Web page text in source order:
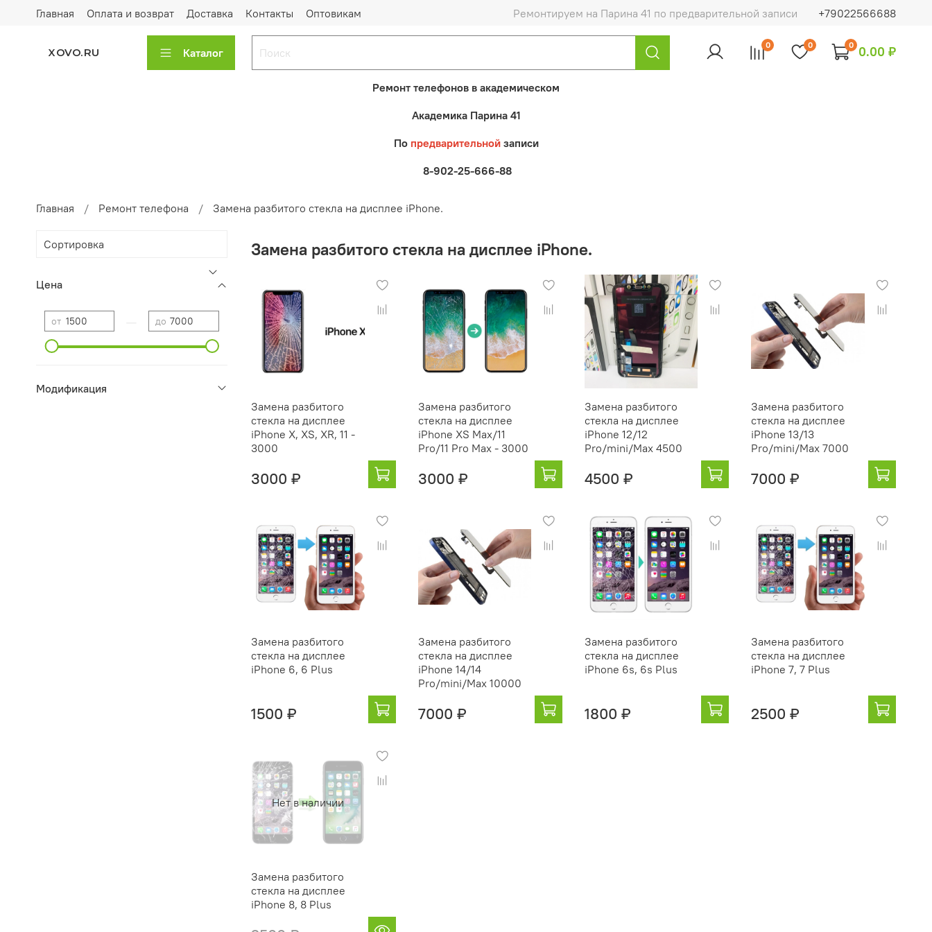
Главная Оплата и возврат Доставка Контакты Оптовикам Ремонтируем на Парина 41 по предварительной записи +79022566688
XOVO.RU Каталог
0 0 0 0.00 ₽
Ремонт телефонов в академическом
Академика Парина 41
По предварительнойзаписи
8-902-25-666-88
Главная Ремонт телефона Замена разбитого стекла на дисплее iPhone.
Замена разбитого стекла на дисплее iPhone.
Замена разбитого
стекла на дисплее
iPhone X, XS, XR, 11 -
3000
3000 ₽
Замена разбитого
стекла на дисплее
iPhone XS Max/11
Pro/11 Pro Max - 3000
3000 ₽
Замена разбитого
стекла на дисплее
iPhone 12/12
Pro/mini/Max 4500
4500 ₽
Замена разбитого
стекла на дисплее
iPhone 13/13
Pro/mini/Max 7000
7000 ₽
Замена разбитого
стекла на дисплее
iPhone 6, 6 Plus
1500 ₽
Замена разбитого
стекла на дисплее
iPhone 14/14
Pro/mini/Max 10000
7000 ₽
Замена разбитого
стекла на дисплее
iPhone 6s, 6s Plus
1800 ₽
Замена разбитого
стекла на дисплее
iPhone 7, 7 Plus
2500 ₽
Нет в наличии
Замена разбитого
стекла на дисплее
iPhone 8, 8 Plus
Цена
от до
Модификация